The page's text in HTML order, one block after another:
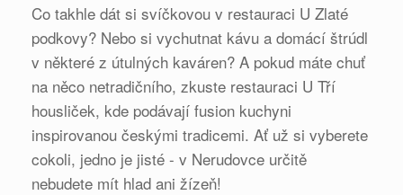
Co takhle dát si svíčkovou v restauraci U Zlaté
podkovy? Nebo si vychutnat kávu a domácí štrúdl
v některé z útulných kaváren? A pokud máte chuť
na něco netradičního, zkuste restauraci U Tří
housliček, kde podávají fusion kuchyni
inspirovanou českými tradicemi. Ať už si vyberete
cokoli, jedno je jisté - v Nerudovce určitě
nebudete mít hlad ani žízeň!